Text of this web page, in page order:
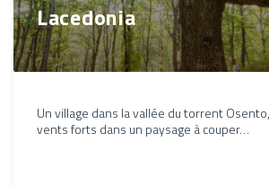
Lacedonia
Un village dans la vallée du torrent
vents forts dans un paysage à couper…